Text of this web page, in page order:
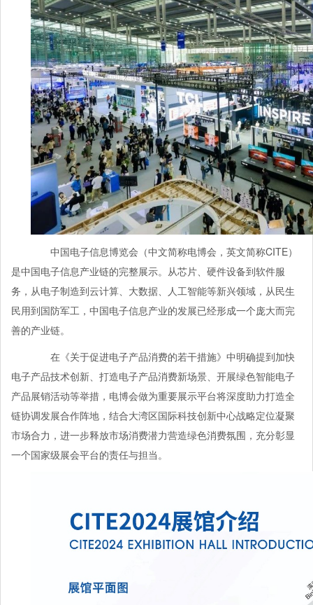
中国电子信息博览会（中文简称电博会，英文简称CITE）
是中国电子信息产业链的完整展示。从芯片、硬件设备到软件服
务，从电子制造到云计算、大数据、人工智能等新兴领域，从民生
民用到国防军工，中国电子信息产业的发展已经形成一个庞大而完
善的产业链。
在《关于促进电子产品消费的若干措施》中明确提到加快
电子产品技术创新、打造电子产品消费新场景、开展绿色智能电子
产品展销活动等举措，电博会做为重要展示平台将深度助力打造全
链协调发展合作阵地，结合大湾区国际科技创新中心战略定位凝聚
市场合力，进一步释放市场消费潜力营造绿色消费氛围，充分彰显
一个国家级展会平台的责任与担当。